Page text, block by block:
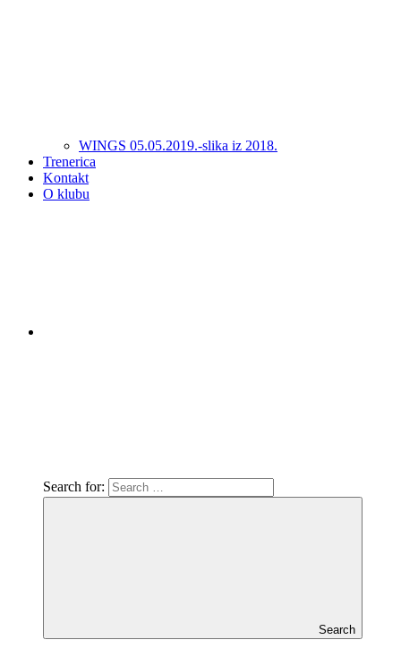
WINGS 05.05.2019.-slika iz 2018.
Trenerica
Kontakt
O klubu
Search for:
Search